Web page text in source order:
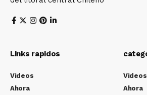
Links rapidos
Videos
Ahora
Videos
Ahora